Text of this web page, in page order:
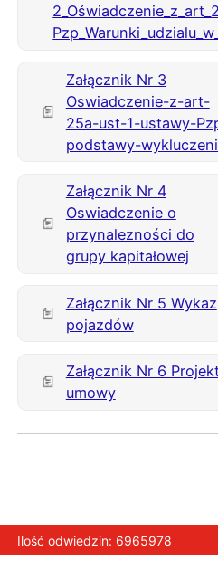
Załącznik Nr 3
Oswiadczenie-z-art-
25a-ust-1-ustawy-
podstawy-
Załącznik Nr 4
Oswiadczenie o
przynalezności do
grupy kapitałowej
Załącznik Nr 5 Wykaz
pojazdów
Załącznik Nr 6
umowy
Ilość odwiedzin: 6965978